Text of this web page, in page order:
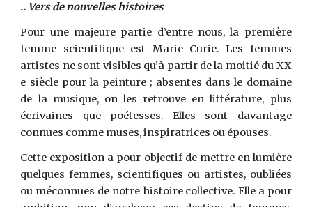
.. Vers de nouvelles histoires
Pour une majeure partie d’entre nous, la première
femme scientifique est Marie Curie. Les femmes
artistes ne sont visibles qu’à partir de la moitié du XX
e siècle pour la peinture ; absentes dans le domaine
de la musique, on les retrouve en littérature, plus
écrivaines que poétesses. Elles sont davantage
connues comme muses, inspiratrices ou épouses.
Cette exposition a pour objectif de mettre en lumière
quelques femmes, scientifiques ou artistes, oubliées
ou méconnues de notre histoire collective. Elle a pour